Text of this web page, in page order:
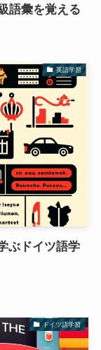
語彙を覚える
英語学習
ぶドイツ語学
ドイツ語学習